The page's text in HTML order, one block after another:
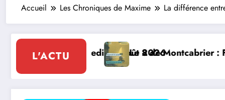
Accueil Les Chroniques de Maxime La différence
L'ACTU
: Festival de musique classique le 8 et 9
La